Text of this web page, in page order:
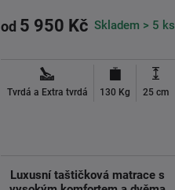
od 5 950 Kč Skladem > 5 ks
Tvrdá a Extra tvrdá 130 Kg 25 cm
Luxusní taštičková matrace s